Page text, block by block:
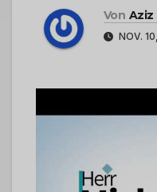
Von Aziz
NOV.